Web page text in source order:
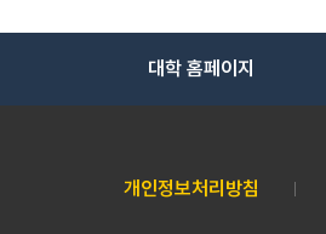
대학 홈페이지
개인정보처리방침